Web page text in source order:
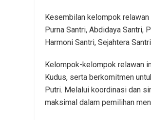
Kesembilan kelompok
Purna Santri, Abdidaya Santri,
Harmoni Santri, Sejahtera
Kelompok-kelompok relawan
Kudus, serta berkomitmen
Putri. Melalui koordinasi dan
maksimal dalam pemilihan